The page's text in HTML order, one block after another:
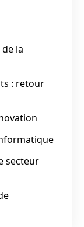
la
: retour
secteur